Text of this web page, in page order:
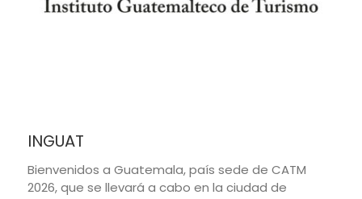
INGUAT
Bienvenidos a Guatemala, país sede de CATM
2026, que se llevará a cabo en la ciudad de